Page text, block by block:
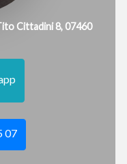
Cittadini 8, 07460
07